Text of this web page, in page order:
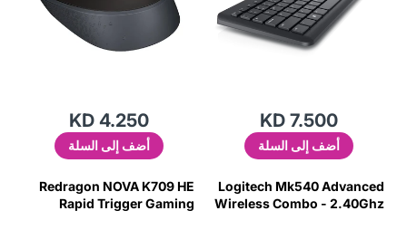
KD 7.500
أضف إلى السلة
KD 4.250
أضف إلى السلة
Logitech Mk540 Advanced
Wireless Combo - 2.40Ghz
Redragon NOVA K709 HE
Rapid Trigger Gaming